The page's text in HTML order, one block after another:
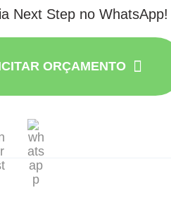
Next Step no WhatsApp!
ORÇAMENTO